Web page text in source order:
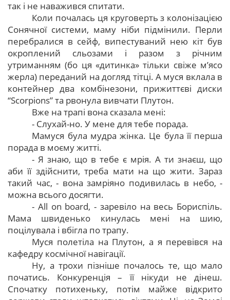
так і не наважився спитати.
Коли почалась ця круговерть з колонізацією
Сонячної системи, маму ніби підмінили. Перли
перебралися в сейф, випестуваний нею кіт був
окроплений сльозами і разом з річним
утриманням (бо ця «дитинка» тільки свіже м’ясо
жерла) переданий на догляд тітці. А муся вклала в
контейнер два комбінезони, прижиттєві диски
“Scorpions” та рвонула вивчати Плутон.
Вже на трапі вона сказала мені:
- Слухай-но. У мене для тебе порада.
Мамуся була мудра жінка. Це була її перша
порада в моєму житті.
- Я знаю, що в тебе є мрія. А ти знаєш, що
аби її здійснити, треба мати на що жити. Зараз
такий час, - вона замріяно подивилась в небо, -
можна всього досягти.
- All on board, - заревіло на весь Бориспіль.
Мама швиденько кинулась мені на шию,
поцілувала і вбігла по трапу.
Муся полетіла на Плутон, а я перевівся на
кафедру космічної навігації.
Ну, а трохи пізніше почалось те, що мало
початись. Конкуренція – її нікуди не дінеш.
Спочатку потихеньку, потім майже відкрито